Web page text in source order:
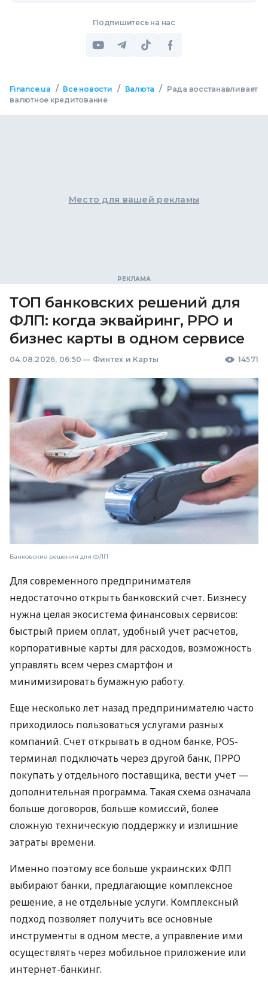
Подпишитесь на нас
Finance.ua / Все новости / Валюта /
Рада восстанавливает
валютное кредитование
Место для вашей рекламы
ТОП банковских решений для
ФЛП: когда эквайринг, РРО и
бизнес карты в одном сервисе
04.08.2026, 06:50 — Финтех и Карты 14571
Банковские решения для ФЛП
Для современного предпринимателя
недостаточно открыть банковский счет. Бизнесу
нужна целая экосистема финансовых сервисов:
быстрый прием оплат, удобный учет расчетов,
корпоративные карты для расходов, возможность
управлять всем через смартфон и
минимизировать бумажную работу.
Еще несколько лет назад предпринимателю часто
приходилось пользоваться услугами разных
компаний. Счет открывать в одном банке, POS-
терминал подключать через другой банк, ПРРО
покупать у отдельного поставщика, вести учет —
дополнительная программа. Такая схема означала
больше договоров, больше комиссий, более
сложную техническую поддержку и излишние
затраты времени.
Именно поэтому все больше украинских ФЛП
выбирают банки, предлагающие комплексное
решение, а не отдельные услуги. Комплексный
подход позволяет получить все основные
инструменты в одном месте, а управление ими
осуществлять через мобильное приложение или
интернет-банкинг.